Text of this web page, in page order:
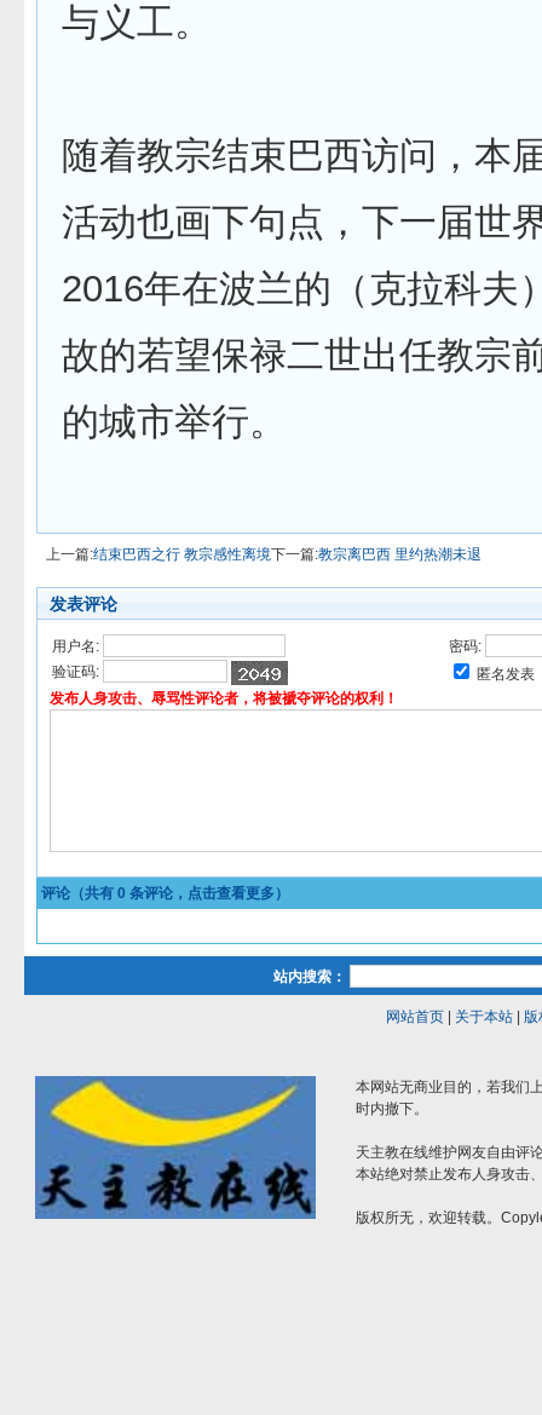
与义工。
随着教宗结束巴西访问，本
活动也画下句点，下一届世
2016年在波兰的（克拉科夫
故的若望保禄二世出任教宗
的城市举行。
上一篇:结束巴西之行 教宗感性离境下一篇:教宗离巴西 里约热潮未退
发表评论
用户名:
密码:
验证码:
匿名发表
发布人身攻击、辱骂性评论者，将被褫夺评论的权利！
评论（共有 0 条评论，点击查看更多）
站内搜索：
网站首页| 关于本站| 版
本网站无商业目的，若我们
时内撤下。
天主教在线维护网友自由评
本站绝对禁止发布人身攻击
版权所无，欢迎转载。